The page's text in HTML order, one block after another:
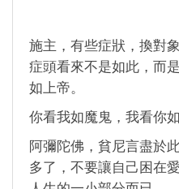
施主，有些症狀，換對
症頭看來不是如此，而
如上帝。
你看我如魔鬼，我看你如
阿彌陀佛，貧尼言盡於
多了，不要讓自己困在